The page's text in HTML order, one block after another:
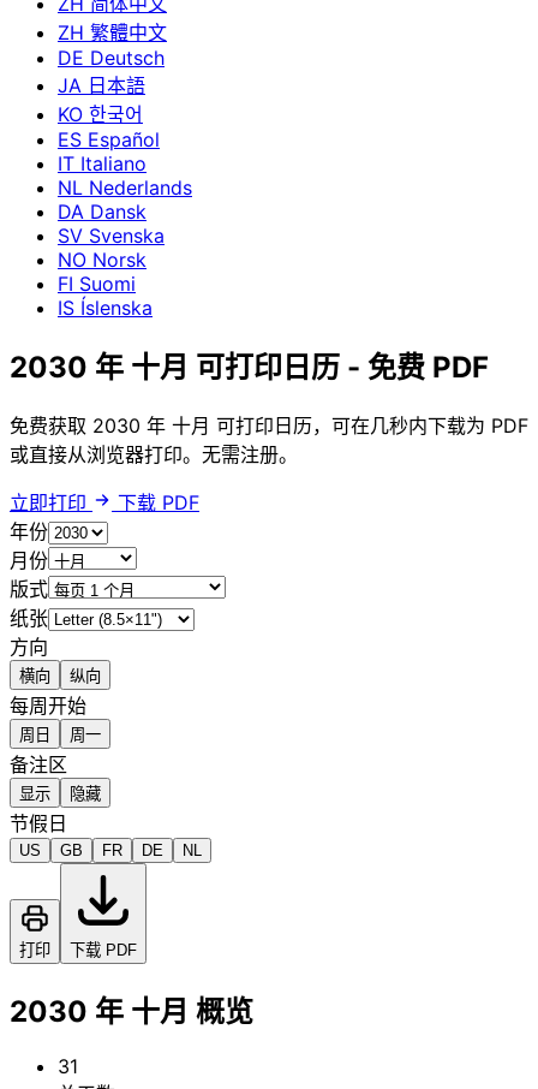
ZH 繁體中文
DE Deutsch
JA 日本語
KO 한국어
ES Español
IT Italiano
NL Nederlands
DA Dansk
SV Svenska
NO Norsk
FI Suomi
IS Íslenska
2030 年 十月 可打印日历 - 免费 PDF
免费获取 2030 年 十月 可打印日历，可在几秒内下载为 PDF
或直接从浏览器打印。无需注册。
立即打印
下载 PDF
年份
月份
版式
纸张
方向
横向 纵向
每周开始
周日 周一
备注区
显示 隐藏
节假日
US GB FR DE NL
打印 下载 PDF
2030 年 十月 概览
31